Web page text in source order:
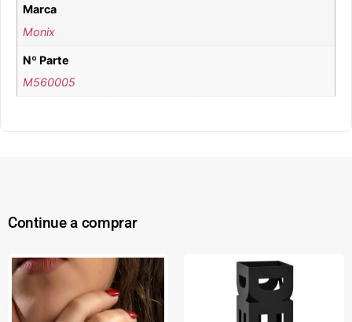
Marca
Monix
Nº Parte
M560005
Continue a comprar